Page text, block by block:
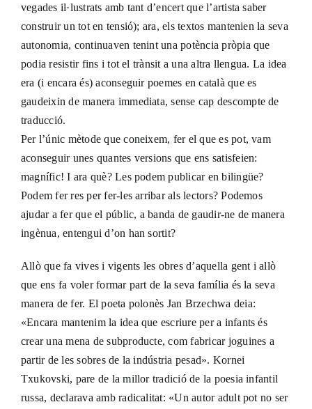
vegades il·lustrats amb tant d’encert que l’artista saber
construir un tot en tensió); ara, els textos mantenien la seva
autonomia, continuaven tenint una potència pròpia que
podia resistir fins i tot el trànsit a una altra llengua. La idea
era (i encara és) aconseguir poemes en català que es
gaudeixin de manera immediata, sense cap descompte de
traducció.
Per l’únic mètode que coneixem, fer el que es pot, vam
aconseguir unes quantes versions que ens satisfeien:
magnífic! I ara què? Les podem publicar en bilingüe?
Podem fer res per fer-les arribar als lectors? Podemos
ajudar a fer que el públic, a banda de gaudir-ne de manera
ingènua, entengui d’on han sortit?
Allò que fa vives i vigents les obres d’aquella gent i allò
que ens fa voler formar part de la seva família és la seva
manera de fer. El poeta polonès Jan Brzechwa deia:
«Encara mantenim la idea que escriure per a infants és
crear una mena de subproducte, com fabricar joguines a
partir de les sobres de la indústria pesad». Kornei
Txukovski, pare de la millor tradició de la poesia infantil
russa, declarava amb radicalitat: «Un autor adult pot no ser